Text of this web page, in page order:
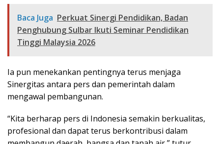
Baca Juga Perkuat Sinergi Pendidikan, Badan
Penghubung Sulbar Ikuti Seminar Pendidikan
Tinggi Malaysia 2026
Ia pun menekankan pentingnya terus menjaga
Sinergitas antara pers dan pemerintah dalam
mengawal pembangunan.
“Kita berharap pers di Indonesia semakin berkualitas,
profesional dan dapat terus berkontribusi dalam